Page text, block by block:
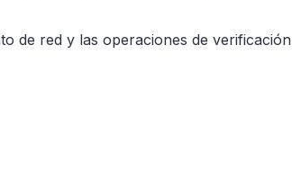
de red y las operaciones de verificación